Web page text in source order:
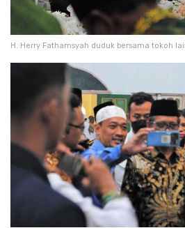
H. Herry Fathamsyah duduk bersama tokoh